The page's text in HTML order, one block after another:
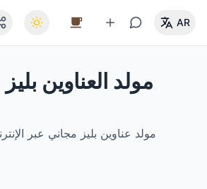
AR
مولد العناوين
مولد عناوين بليز مجاني عبر